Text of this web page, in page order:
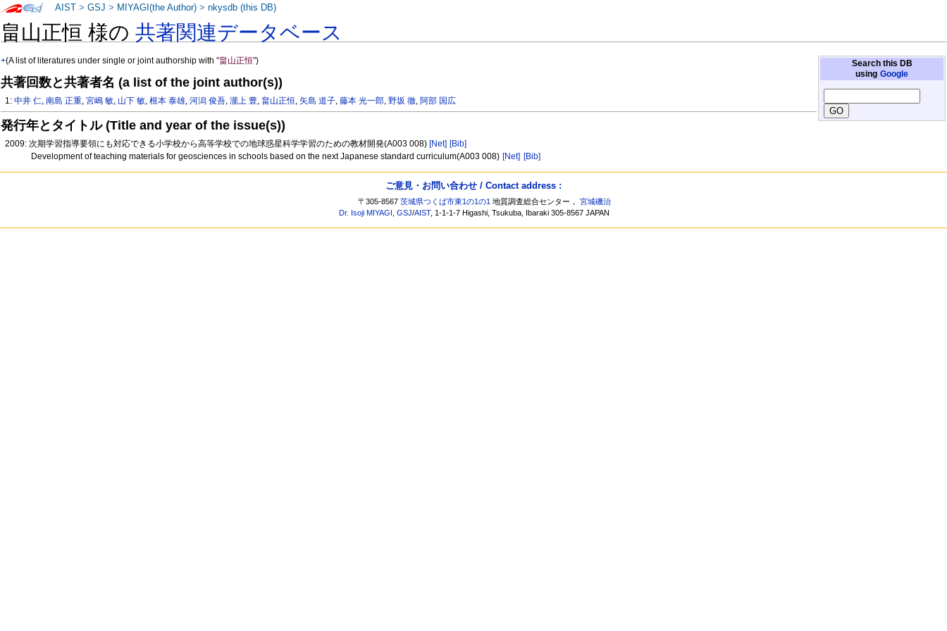
畠山正恒 様の共著関連データベース
Search this DB
using Google
+(A list of literatures under single or joint authorship with"畠山正恒")
共著回数と共著者名 (a list of the joint author(s))
1:中井 仁,南島 正重,宮嶋 敏, 山下 敏,根本 泰雄,河潟 俊吾,瀧上 豊, 畠山正恒,矢島 道子,藤本 光一郎,野坂 徹, 阿部 国広
発行年とタイトル (Title and year of the issue(s))
2009: 次期学習指導要領にも対応できる小学校から高等学校での地球惑星科学学習のための教材開発(A003 008) [Net] [Bib]
Development of teaching materials for geosciences in schools based on the next Japanese standard curriculum(A003 008) [Net] [Bib]
AIST >GSJ > MIYAGI(the Author) >nkysdb (this DB)
ご意見・お問い合わせ / Contact address :
〒305-8567茨城県つくば市東1の1の1 地質調査総合センター，宮城磯治
Dr. Isoji MIYAGI ,GSJ/AIST, 1-1-1-7 Higashi, Tsukuba, Ibaraki 305-8567 JAPAN